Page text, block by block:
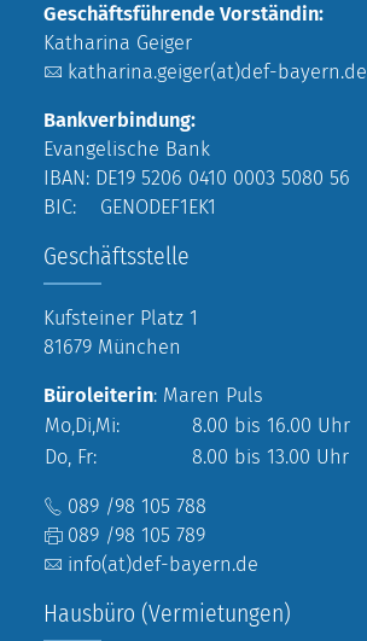
Geschäftsführende Vorständin:
Katharina Geiger
katharina.geiger(at)def-bayern.de
Bankverbindung:
Evangelische Bank
IBAN: DE19 5206 0410 0003 5080 56
BIC: GENODEF1EK1
Geschäftsstelle
Kufsteiner Platz 1
81679 München
Büroleiterin: Maren Puls
Mo,Di,Mi:
8.00 bis 16.00 Uhr
Do, Fr:
8.00 bis 13.00 Uhr
089 /98 105 788
089 /98 105 789
info(at)def-bayern.de
Hausbüro (Vermietungen)